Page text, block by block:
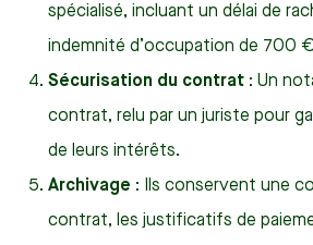
spécialisé, incluant un délai de
indemnité d’occupation de 700
Sécurisation du contrat : Un
contrat, relu par un juriste pour
de leurs intérêts.
Archivage : Ils conservent une
contrat, les justificatifs de